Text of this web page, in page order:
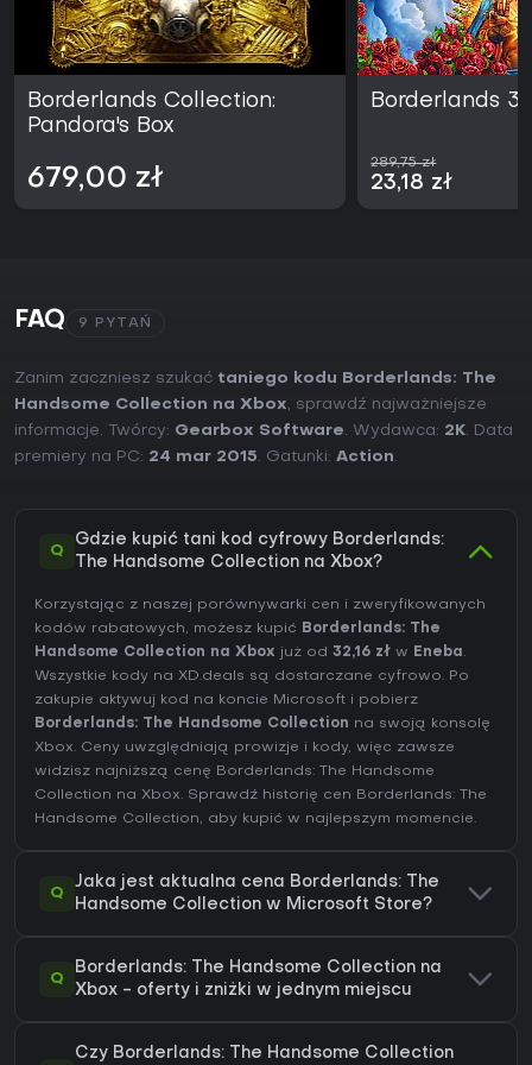
Borderlands Collection:
Pandora's Box
679,00 zł
Borderlands 3
289,75 zł
23,18 zł
FAQ 9 PYTAŃ
Zanim zaczniesz szukać taniego kodu Borderlands: The
Handsome Collection na Xbox, sprawdź najważniejsze
informacje. Twórcy: Gearbox Software. Wydawca: 2K. Data
premiery na PC: 24 mar 2015. Gatunki: Action.
Q
Gdzie kupić tani kod cyfrowy Borderlands:
The Handsome Collection na Xbox?
Korzystając z naszej porównywarki cen i zweryfikowanych
kodów rabatowych, możesz kupić Borderlands: The
Handsome Collection na Xbox już od 32,16 zł w Eneba .
Wszystkie kody na XD.deals są dostarczane cyfrowo. Po
zakupie aktywuj kod na koncie Microsoft i pobierz
Borderlands: The Handsome Collection na swoją konsolę
Xbox. Ceny uwzględniają prowizje i kody, więc zawsze
widzisz najniższą cenę Borderlands: The Handsome
Collection na Xbox. Sprawdź historię cen Borderlands: The
Handsome Collection, aby kupić w najlepszym momencie.
Q
Jaka jest aktualna cena Borderlands: The
Handsome Collection w Microsoft Store?
Q
Borderlands: The Handsome Collection na
Xbox - oferty i zniżki w jednym miejscu
Czy Borderlands: The Handsome Collection